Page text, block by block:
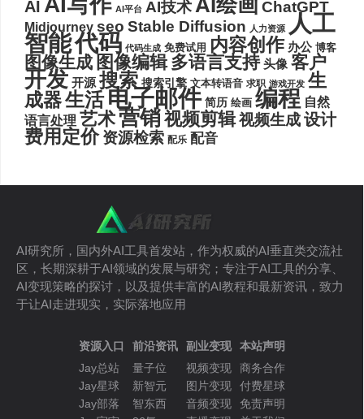
AI AI平台 AI技术AI绘画ChatGPT
Midjourney seo Stable Diffusion 人力资源 人工
智能代码 代码生成 免费试用 内容创作 办公 博客
图像生成 图像编辑 多语言支持 头像 客户
开发 开源 搜索 搜索引擎 文本转语音 求职 游戏开发 生
成器生活电子邮件 简历 绘画 编程 自然
语言处理 艺术营销视频剪辑视频生成设计
费用定价 资源检索 配乐 配音
AI研究所，国内外AI工具首发站，作为权威的AI垂直类交流社
区，长期深耕于AI领域的发展与研究；专注于AI工具的分享、
AI变现策略的探讨，以及提供丰富的AI教程和最新资讯，致力
于让AI走进现实，实际落地应用
资源入口
Jay总站
Jay星球
Jay部落
前沿资讯
量子位
新智元
智东西
副业变现
视频变现
图片变现
音频变现
本站声明
商务合作
付费星球
免责声明